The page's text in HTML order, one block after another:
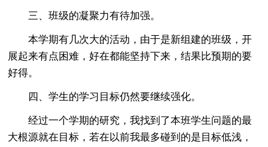
三、班级的凝聚力有待加强。
本学期有几次大的活动，由于是新组建的班级，开
展起来有点困难，好在都能坚持下来，结果比预期的要
好得。
四、学生的学习目标仍然要继续强化。
经过一个学期的研究，我找到了本班学生问题的最
大根源就在目标，若在以前我最多碰到的是目标低浅，